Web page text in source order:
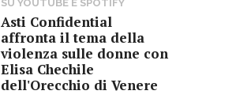
SU YOUTUBE E SPOTIFY
Asti Confidential
affronta il tema della
violenza sulle donne con
Elisa Chechile
dell'Orecchio di Venere